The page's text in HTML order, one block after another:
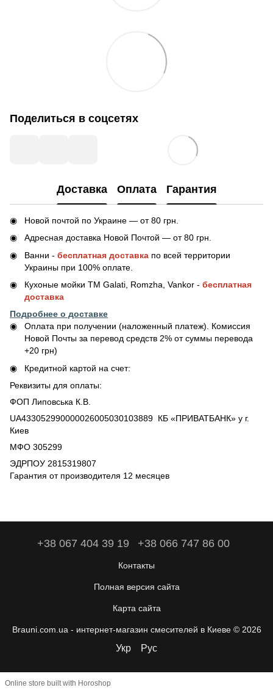
Поделиться в соцсетях
Доставка Оплата Гарантия
Новой почтой по Украине — от 80 грн.
Адресная доставка Новой Почтой — от 80 грн.
Ванни - бесплатная доставка по всей территории
Украины при 100% оплате.
Кухоные мойки ТМ Galati, Romzha, Vankor - бесплатная
доставка
Подробнее о доставке
Оплата при получении (наложенный платеж). Комиссия
Новой Почты за перевод средств 2% от суммы перевода
+20 грн)
Кредитной картой на счет:
Реквизиты для оплаты:
ФОП Липовська К.В.
UA433052990000026005030103889 КБ «ПРИВАТБАНК» у г.
Киев
МФО 305299
ЭДРПОУ 2815319807
Гарантия от производителя 12 месяцев
+38 067 404 39 19 +38 066 747 86 00
Контакты
Полная версия сайта
Карта сайта
Brauni.com.ua - интернет-магазин смесителей в Киеве © 2026
Укр Рус
Online store built with Horoshop